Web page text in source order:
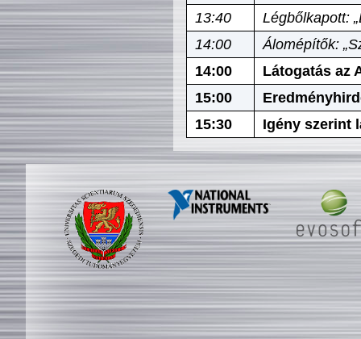
13:40
Légbőlkapott:
14:00
Álomépítők:
14:00
Látogatás az
15:00
15:30
Igény szerint